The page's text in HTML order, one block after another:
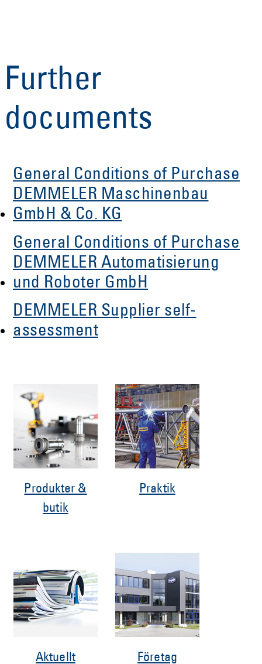
Further
documents
General Conditions of Purchase
DEMMELER Maschinenbau
GmbH & Co. KG
General Conditions of Purchase
DEMMELER Automatisierung
und Roboter GmbH
DEMMELER Supplier self-
assessment
Produkter &
butik
Praktik
Aktuellt Företag